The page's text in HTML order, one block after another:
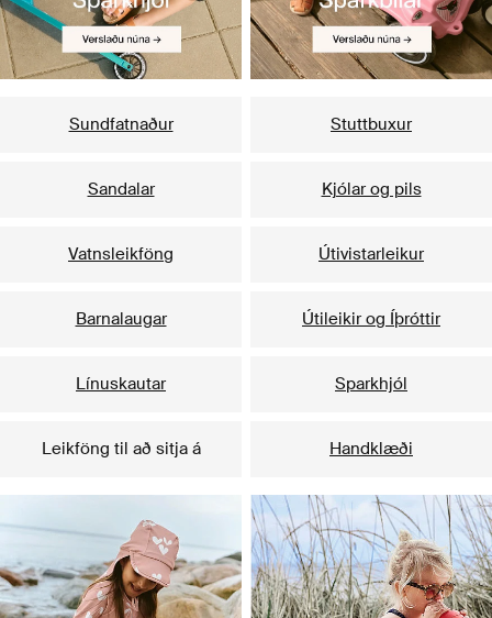
Sundfatnaður Stuttbuxur
Sandalar Kjólar og pils
Vatnsleikföng Útivistarleikur
Barnalaugar Útileikir og Íþróttir
Línuskautar Sparkhjól
Leikföng til að sitja á Handklæði